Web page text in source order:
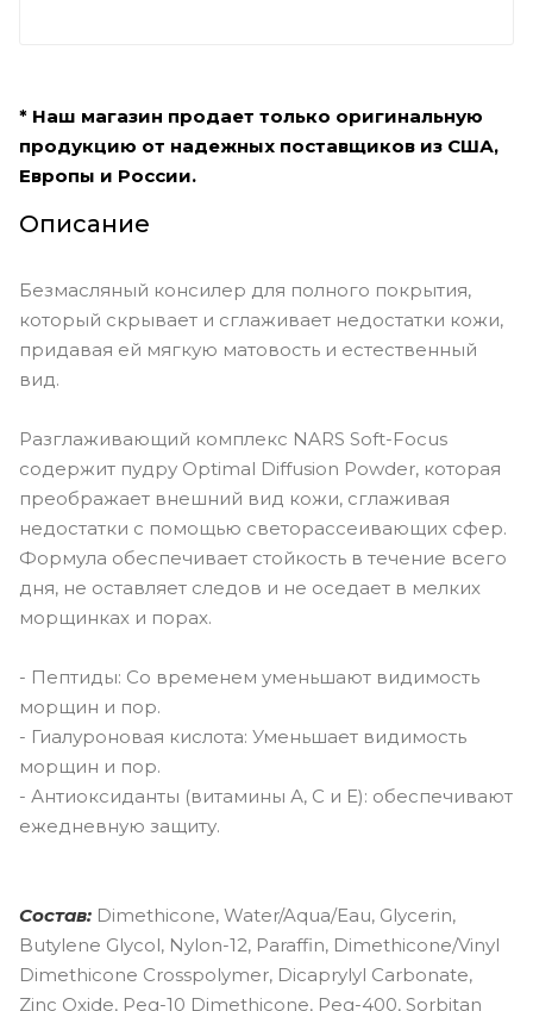
* Наш магазин продает только оригинальную
продукцию от надежных поставщиков из США,
Европы и России.
Описание
Безмасляный консилер для полного покрытия,
который скрывает и сглаживает недостатки кожи,
придавая ей мягкую матовость и естественный
вид.
Разглаживающий комплекс NARS Soft-Focus
содержит пудру Optimal Diffusion Powder, которая
преображает внешний вид кожи, сглаживая
недостатки с помощью светорассеивающих сфер.
Формула обеспечивает стойкость в течение всего
дня, не оставляет следов и не оседает в мелких
морщинках и порах.
- Пептиды: Со временем уменьшают видимость
морщин и пор.
- Гиалуроновая кислота: Уменьшает видимость
морщин и пор.
- Антиоксиданты (витамины А, С и Е): обеспечивают
ежедневную защиту.
Состав: Dimethicone, Water/Aqua/Eau, Glycerin,
Butylene Glycol, Nylon-12, Paraffin, Dimethicone/Vinyl
Dimethicone Crosspolymer, Dicaprylyl Carbonate,
Zinc Oxide, Peg-10 Dimethicone, Peg-400, Sorbitan